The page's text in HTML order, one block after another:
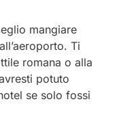
mangiare
Ti
romana o alla
potuto
se solo fossi